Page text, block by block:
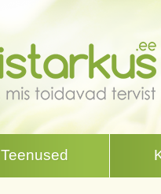
Teenused